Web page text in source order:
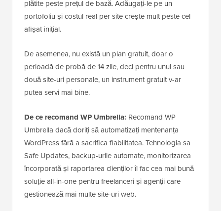
plătite peste prețul de bază. Adăugați-le pe un
portofoliu și costul real per site crește mult peste cel
afișat inițial.
De asemenea, nu există un plan gratuit, doar o
perioadă de probă de 14 zile, deci pentru unul sau
două site-uri personale, un instrument gratuit v-ar
putea servi mai bine.
De ce recomand WP Umbrella: Recomand WP
Umbrella dacă doriți să automatizați mentenanța
WordPress fără a sacrifica fiabilitatea. Tehnologia sa
Safe Updates, backup-urile automate, monitorizarea
încorporată și raportarea clienților îl fac cea mai bună
soluție all-in-one pentru freelanceri și agenții care
gestionează mai multe site-uri web.